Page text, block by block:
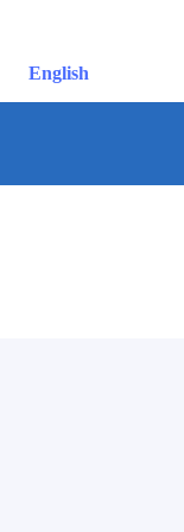
English